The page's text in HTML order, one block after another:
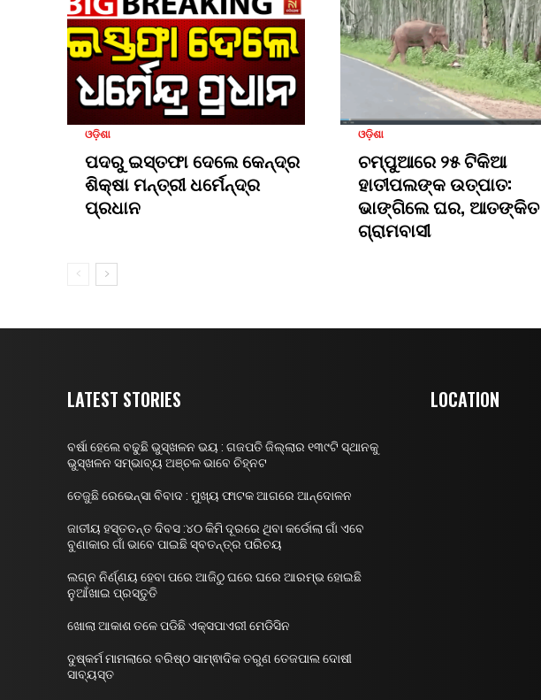
ଓଡ଼ିଶା
ପଦରୁ ଇସ୍ତଫା ଦେଲେ କେନ୍ଦ୍ର
ଶିକ୍ଷା ମନ୍ତ୍ରୀ ଧର୍ମେନ୍ଦ୍ର
ପ୍ରଧାନ
ଓଡ଼ିଶା
ଚମ୍ପୁଆରେ ୨୫ ଟିକିଆ
ହାତୀପଲଙ୍କ ଉତ୍ପାତ:
ଭାଙ୍ଗିଲେ ଘର, ଆତଙ୍କିତ
ଗ୍ରାମବାସୀ
LATEST STORIES
ବର୍ଷା ହେଲେ ବଢୁଛି ଭୁସ୍ଖଳନ ଭୟ : ଗଜପତି ଜିଲ୍ଲାର ୧୩୯ଟି ସ୍ଥାନକୁ
ଭୁସ୍ଖଳନ ସମ୍ଭାବ୍ୟ ଅଞ୍ଚଳ ଭାବେ ଚିହ୍ନଟ
ତେଜୁଛି ରେଭେନ୍ସା ବିବାଦ : ମୁଖ୍ୟ ଫାଟକ ଆଗରେ ଆନ୍ଦୋଳନ
ଜାତୀୟ ହସ୍ତତନ୍ତ ଦିବସ :୪୦ କିମି ଦୂରରେ ଥିବା କର୍ଡୋଲା ଗାଁ ଏବେ
ବୁଣାକାର ଗାଁ ଭାବେ ପାଇଛି ସ୍ବତନ୍ତ୍ର ପରିଚୟ
ଲଗ୍ନ ନିର୍ଣ୍ଣୟ ହେବା ପରେ ଆଜିଠୁ ଘରେ ଘରେ ଆରମ୍ଭ ହୋଇଛି
ନୁଆଁଖାଇ ପ୍ରସ୍ତୁତି
ଖୋଲା ଆକାଶ ତଳେ ପଡିଛି ଏକ୍ସପାଏରୀ ମେଡିସିନ
ଦୁଷ୍କର୍ମ ମାମଲାରେ ବରିଷ୍ଠ ସାମ୍ଵାଦିକ ତରୁଣ ତେଜପାଲ ଦୋଷୀ
ସାବ୍ୟସ୍ତ
LOCATION